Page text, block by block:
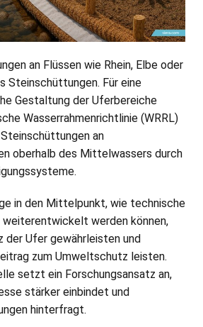
an Flüssen wie Rhein, Elbe oder
Steinschüttungen. Für eine
Gestaltung der Uferbereiche
Wasserrahmenrichtlinie (WRRL)
an
oberhalb des Mittelwassers durch
in den Mittelpunkt, wie technische
weiterentwickelt werden können,
der Ufer gewährleisten und
zum Umweltschutz leisten.
setzt ein Forschungsansatz an,
stärker einbindet und
hinterfragt.